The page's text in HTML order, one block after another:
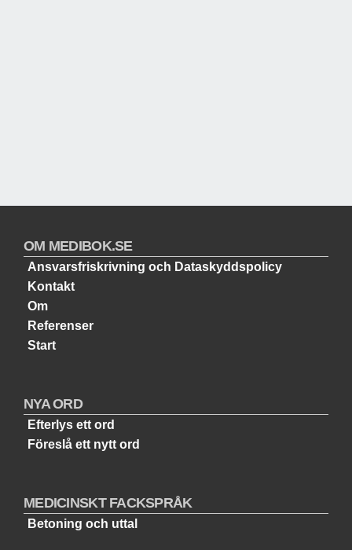
OM MEDIBOK.SE
Ansvarsfriskrivning och Dataskyddspolicy
Kontakt
Om
Referenser
Start
NYA ORD
Efterlys ett ord
Föreslå ett nytt ord
MEDICINSKT FACKSPRÅK
Betoning och uttal